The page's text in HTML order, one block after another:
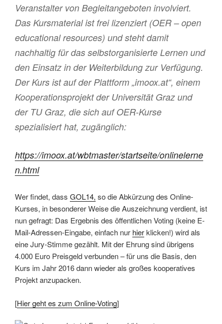
Veranstalter von Begleitangeboten involviert.
Das Kursmaterial ist frei lizenziert (OER – open
educational resources) und steht damit
nachhaltig für das selbstorganisierte Lernen und
den Einsatz in der Weiterbildung zur Verfügung.
Der Kurs ist auf der Plattform „imoox.at“, einem
Kooperationsprojekt der Universität Graz und
der TU Graz, die sich auf OER-Kurse
spezialisiert hat, zugänglich:
https://imoox.at/wbtmaster/startseite/onlinelerne
n.html
Wer findet, dass GOL14, so die Abkürzung des Online-
Kurses, in besonderer Weise die Auszeichnung verdient, ist
nun gefragt: Das Ergebnis des öffentlichen Voting (keine E-
Mail-Adressen-Eingabe, einfach nur hierklicken!) wird als
eine Jury-Stimme gezählt. Mit der Ehrung sind übrigens
4.000 Euro Preisgeld verbunden – für uns die Basis, den
Kurs im Jahr 2016 dann wieder als großes kooperatives
Projekt anzupacken.
[Hier geht es zum Online-Voting]